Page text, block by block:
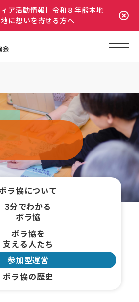
ィア活動情報】令和８年熊本地
に想いを寄せる方へ
ボラ協について
3分でわかる
ボラ協
ボラ協を
支える人たち
参加型運営
ボラ協の歴史